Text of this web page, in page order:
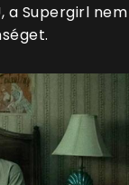
a Supergirl nem